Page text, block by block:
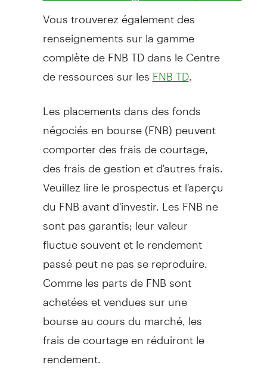
Vous trouverez également des
renseignements sur la gamme
complète de FNB TD dans le Centre
de ressources sur les FNB TD.
Les placements dans des fonds
négociés en bourse (FNB) peuvent
comporter des frais de courtage,
des frais de gestion et d'autres frais.
Veuillez lire le prospectus et l'aperçu
du FNB avant d'investir. Les FNB ne
sont pas garantis; leur valeur
fluctue souvent et le rendement
passé peut ne pas se reproduire.
Comme les parts de FNB sont
achetées et vendues sur une
bourse au cours du marché, les
frais de courtage en réduiront le
rendement.